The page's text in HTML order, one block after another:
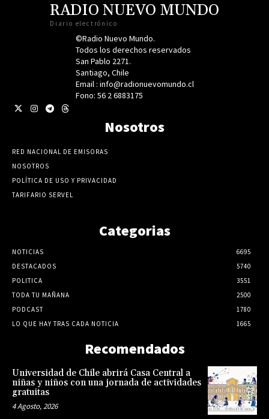
RADIO NUEVO MUNDO
Diario electrónico
©Radio Nuevo Mundo.
Todos los derechos reservados
San Pablo 2271.
Santiago, Chile
Email : info@radionuevomundo.cl
Fono: 56 2 6883175
Nosotros
RED NACIONAL DE EMISORAS
NOSOTROS
POLÍTICA DE USO Y PRIVACIDAD
TARIFARIO SERVEL
Categorias
NOTICIAS
6695
DESTACADOS
5740
POLITICA
3551
TODA TU MAÑANA
2500
PODCAST
1780
LO QUE HAY TRAS CADA NOTICIA
1665
Recomendados
Universidad de Chile abrirá Casa Central a
niñas y niños con una jornada de actividades
gratuitas
4 Agosto, 2026